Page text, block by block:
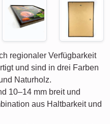
regionaler Verfügbarkeit
und sind in drei Farben
Naturholz.
10–14 mm breit und
aus Haltbarkeit und